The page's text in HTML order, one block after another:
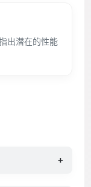
出潜在的性能
+